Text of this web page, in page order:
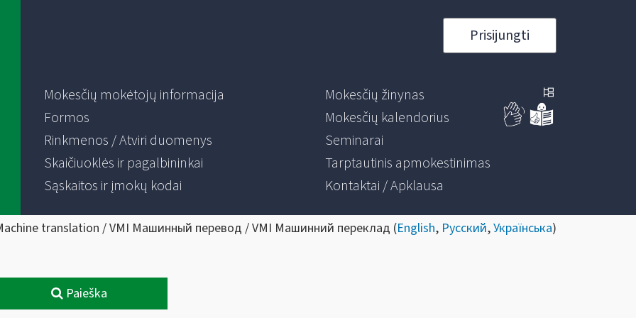
Prisijungti
Mokesčių mokėtojų informacija
Formos
Rinkmenos / Atviri duomenys
Skaičiuoklės ir pagalbininkai
Sąskaitos ir įmokų kodai
Mokesčių žinynas
Mokesčių kalendorius
Seminarai
Tarptautinis apmokestinimas
Kontaktai / Apklausa
translation / VMI Машинный перевод / VMI Машинний переклад (English, Русский,Українська)
Paieška